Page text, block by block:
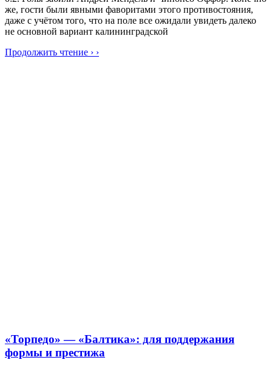
же, гости были явными фаворитами этого противостояния,
даже с учётом того, что на поле все ожидали увидеть далеко
не основной вариант калининградской
Продолжить чтение › ›
«Торпедо» — «Балтика»: для поддержания
формы и престижа